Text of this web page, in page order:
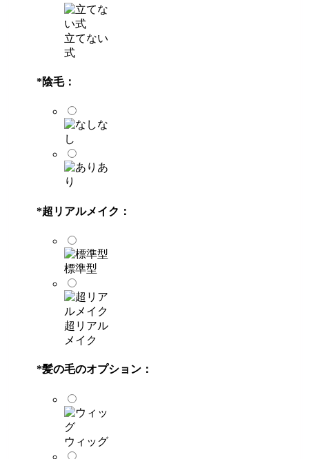
立てない
式
*陰毛：
な
し
あ
り
*超リアルメイク：
標準型
超リアル
メイク
*髪の毛のオプション：
ウィッグ